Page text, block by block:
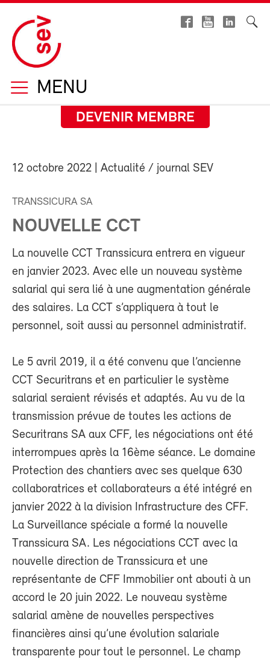
MENU
DEVENIR MEMBRE
12 octobre 2022 | Actualité / journal SEV
TRANSSICURA SA
NOUVELLE CCT
La nouvelle CCT Transsicura entrera en vigueur
en janvier 2023. Avec elle un nouveau système
salarial qui sera lié à une augmentation générale
des salaires. La CCT s’appliquera à tout le
personnel, soit aussi au personnel administratif.
Le 5 avril 2019, il a été convenu que l’ancienne
CCT Securitrans et en particulier le système
salarial seraient révisés et adaptés. Au vu de la
transmission prévue de toutes les actions de
Securitrans SA aux CFF, les négociations ont été
interrompues après la 16ème séance. Le domaine
Protection des chantiers avec ses quelque 630
collaboratrices et collaborateurs a été intégré en
janvier 2022 à la division Infrastructure des CFF.
La Surveillance spéciale a formé la nouvelle
Transsicura SA. Les négociations CCT avec la
nouvelle direction de Transsicura et une
représentante de CFF Immobilier ont abouti à un
accord le 20 juin 2022. Le nouveau système
salarial amène de nouvelles perspectives
financières ainsi qu’une évolution salariale
transparente pour tout le personnel. Le champ